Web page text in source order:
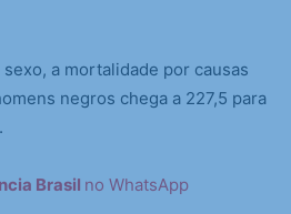
a mortalidade por causas
negros chega a 227,5 para
Brasil no WhatsApp